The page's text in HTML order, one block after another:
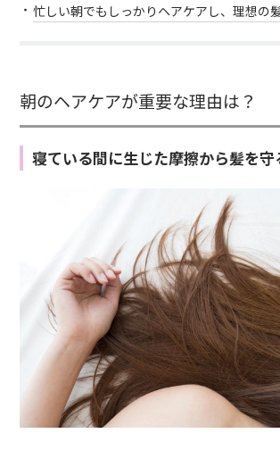
忙しい朝でもしっかりヘアケアし、理想の
朝のヘアケアが重要な理由は？
寝ている間に生じた摩擦から髪を守